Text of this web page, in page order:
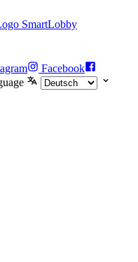
SmartLobby
Facebook